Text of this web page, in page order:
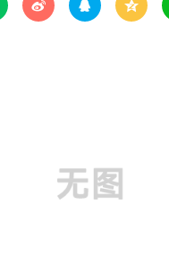
  